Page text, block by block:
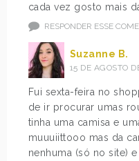
cada vez gosto mais
RESPONDER ESSE
Suzanne B.
15 DE AGOSTO
Fui sexta-feira no
de ir procurar umas
tinha uma camisa e
muuuiittooo mas da
nenhuma (só no site)